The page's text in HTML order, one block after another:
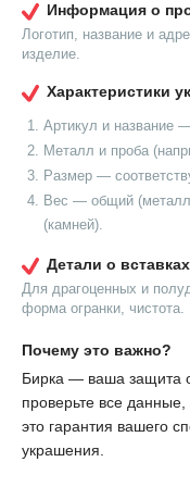
Информация о
Логотип, название и
изделие.
Характеристики
Артикул и название
Металл и проба
Размер —
Вес — общий (металл
(камней).
Детали о вставках
Для драгоценных и
форма огранки, чистота.
Почему это важно?
Бирка — ваша защита
проверьте все
это гарантия вашего
украшения.